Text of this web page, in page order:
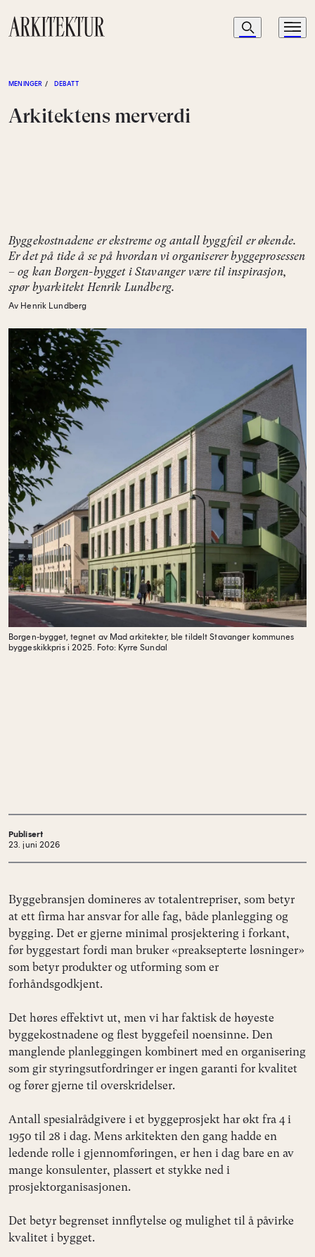
Navigasjon
Søk Meny
MENINGER / DEBATT
Arkitektens merverdi
Byggekostnadene er ekstreme og antall byggfeil er økende.
Er det på tide å se på hvordan vi organiserer byggeprosessen
– og kan Borgen-bygget i Stavanger være til inspirasjon,
spør byarkitekt Henrik Lundberg.
Av Henrik Lundberg
Borgen-bygget, tegnet av Mad arkitekter, ble tildelt Stavanger kommunes
byggeskikkpris i 2025. Foto: Kyrre Sundal
Publisert
23. juni 2026
Byggebransjen domineres av totalentrepriser, som betyr
at ett firma har ansvar for alle fag, både planlegging og
bygging. Det er gjerne minimal prosjektering i forkant,
før byggestart fordi man bruker «preaksepterte løsninger»
som betyr produkter og utforming som er
forhåndsgodkjent.
Det høres effektivt ut, men vi har faktisk de høyeste
byggekostnadene og flest byggefeil noensinne. Den
manglende planleggingen kombinert med en organisering
som gir styringsutfordringer er ingen garanti for kvalitet
og fører gjerne til overskridelser.
Antall spesialrådgivere i et byggeprosjekt har økt fra 4 i
1950 til 28 i dag. Mens arkitekten den gang hadde en
ledende rolle i gjennomføringen, er hen i dag bare en av
mange konsulenter, plassert et stykke ned i
prosjektorganisasjonen.
Det betyr begrenset innflytelse og mulighet til å påvirke
kvalitet i bygget.